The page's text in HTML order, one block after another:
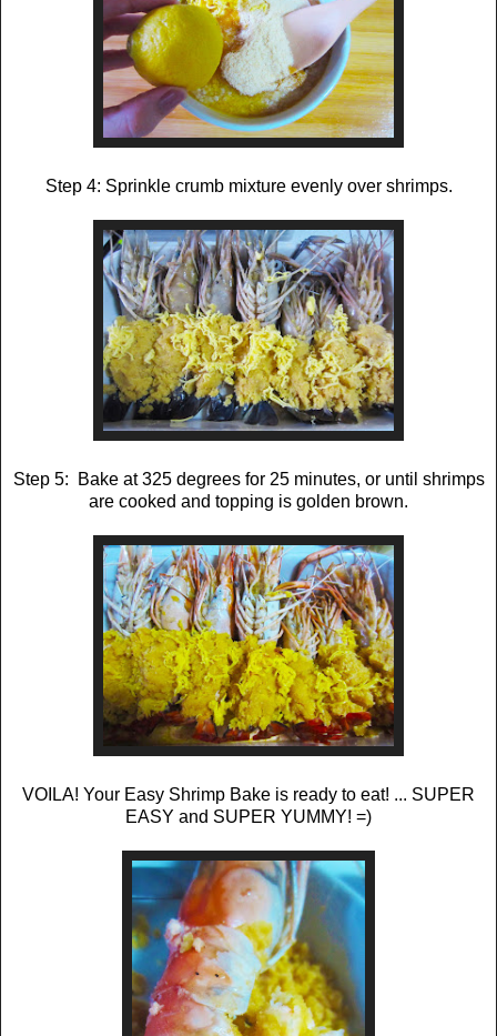
Step 4: Sprinkle crumb mixture evenly over shrimps.
Step 5: Bake at 325 degrees for 25 minutes, or until shrimps
are cooked and topping is golden brown.
VOILA! Your Easy Shrimp Bake is ready to eat! ... SUPER
EASY and SUPER YUMMY! =)